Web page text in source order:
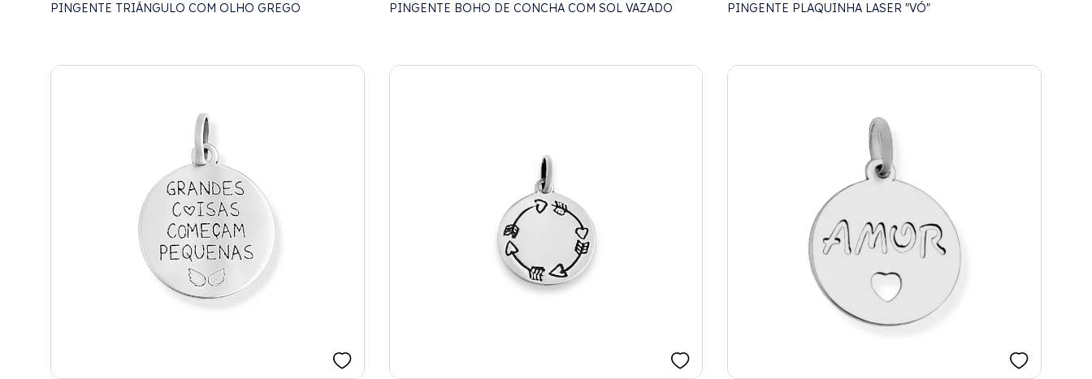
PINGENTE TRIÂNGULO COM OLHO GREGO PINGENTE BOHO DE CONCHA COM SOL VAZADO PINGENTE PLAQUINHA LASER "VÓ"